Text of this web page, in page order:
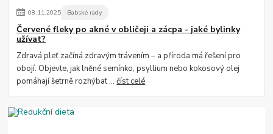
08.11.2025 Babské rady
Červené fleky po akné v obličeji a zácpa - jaké bylinky
užívat?
Zdravá pleť začíná zdravým trávením – a příroda má řešení pro
obojí. Objevte, jak lněné semínko, psyllium nebo kokosový olej
pomáhají šetrně rozhýbat ...číst celé